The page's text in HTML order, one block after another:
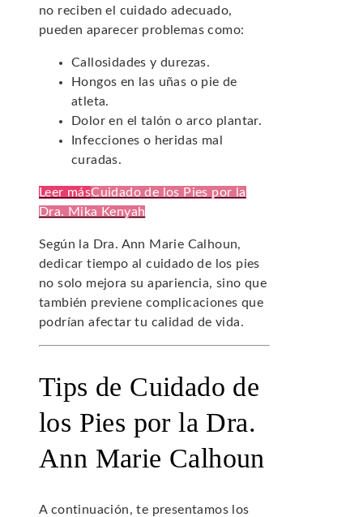
no reciben el cuidado adecuado,
pueden aparecer problemas como:
Callosidades y durezas.
Hongos en las uñas o pie de
atleta.
Dolor en el talón o arco plantar.
Infecciones o heridas mal
curadas.
Leer másCuidado de los Pies por la
Dra. Mika Kenyah
Según la Dra. Ann Marie Calhoun,
dedicar tiempo al cuidado de los pies
no solo mejora su apariencia, sino que
también previene complicaciones que
podrían afectar tu calidad de vida.
Tips de Cuidado de
los Pies por la Dra.
Ann Marie Calhoun
A continuación, te presentamos los